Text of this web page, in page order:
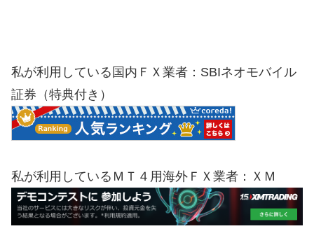
私が利用している国内ＦＸ業者：SBIネオモバイル
証券（特典付き）
私が利用しているＭＴ４用海外ＦＸ業者：ＸＭ